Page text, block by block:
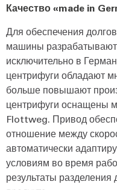
Качество «made in
Для обеспечения
машины
исключительно в
центрифуги обладают
больше повышают
центрифуги оснащены
Flottweg. Привод
отношение между
автоматически
условиям во время
результаты